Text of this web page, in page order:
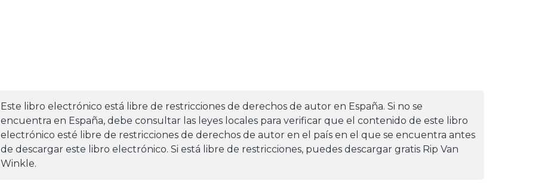
Este libro electrónico está libre de restricciones de derechos de autor en España. Si no se
encuentra en España, debe consultar las leyes locales para verificar que el contenido de este libro
electrónico esté libre de restricciones de derechos de autor en el país en el que se encuentra antes
de descargar este libro electrónico. Si está libre de restricciones, puedes descargar gratis Rip Van
Winkle.